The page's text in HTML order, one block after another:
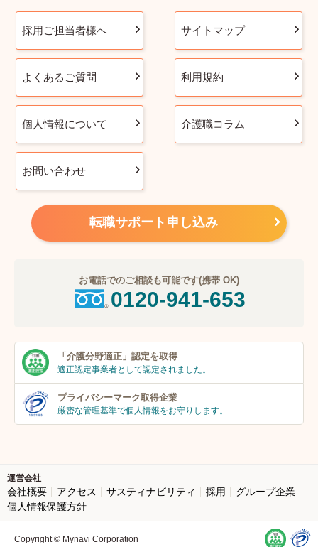
採用ご担当者様へ サイトマップ
よくあるご質問 利用規約
個人情報について 介護職コラム
お問い合わせ
転職サポート申し込み
お電話でのご相談も可能です(携帯 OK)
0120-941-653
「介護分野適正」 認定を取得
適正認定事業者として認定されました。
プライバシーマーク取得企業
厳密な管理基準で個人情報をお守りします。
運営会社
会社概要 アクセス サスティナビリティ 採用
グループ企業
個人情報保護方針
Copyright © Mynavi Corporation